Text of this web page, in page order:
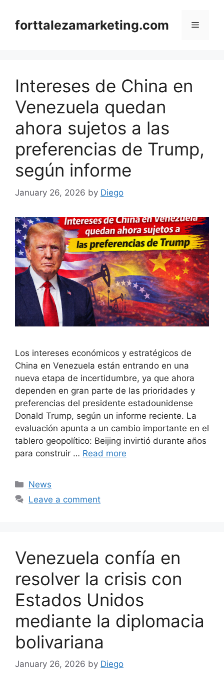
contentforttalezamarketing.com Menu
Intereses de China en
Venezuela quedan
ahora sujetos a las
preferencias de Trump,
según informe
January 26, 2026 by Diego
Los intereses económicos y estratégicos de
China en Venezuela están entrando en una
nueva etapa de incertidumbre, ya que ahora
dependen en gran parte de las prioridades y
preferencias del presidente estadounidense
Donald Trump, según un informe reciente. La
evaluación apunta a un cambio importante en el
tablero geopolítico: Beijing invirtió durante años
para construir … Read more
Categories
News
Leave a comment
Venezuela confía en
resolver la crisis con
Estados Unidos
mediante la diplomacia
bolivariana
January 26, 2026 by Diego